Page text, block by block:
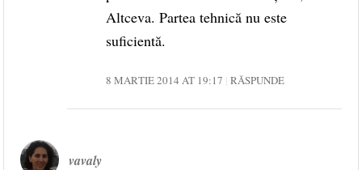
Altceva. Partea tehnică nu este
suficientă.
8 MARTIE 2014 AT 19:17 RĂSPUNDE
vavaly